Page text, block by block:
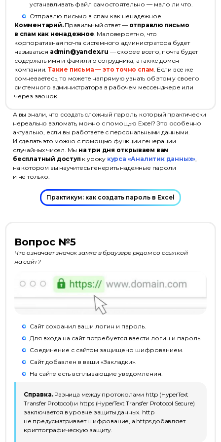
устанавливать файл самостоятельно — мало ли что.
Отправлю письмо в спам как ненадежное.
Комментарий.Правильный ответ — отправлю письмо
в спам как ненадежное. Маловероятно, что
корпоративная почта системного администратора будет
называться admin@yandex.ru — скорее всего, почта будет
содержать имя и фамилию сотрудника, а также домен
компании. Такие письма — это точно спам. Если все же
сомневаетесь, то можете напрямую узнать об этом у своего
системного администратора в рабочем мессенджере или
через звонок.
А вы знали, что создать сложный пароль, который практически
нереально взломать, можно с помощью Excel? Это особенно
актуально, если вы работаете с персональными данными.
И сделать это можно с помощью функции генерации
случайных чисел. Мы на три дня открываем вам
бесплатный доступ к уроку курса «Аналитик данных»,
на котором вы научитесь генерить надежные пароли
и не только.
Практикум: как создать пароль в Excel
Вопрос №5
Что означает значок замка в браузере рядом со ссылкой
на сайт?
Сайт сохранил ваши логин и пароль.
Для входа на сайт потребуется ввести логин и пароль.
Соединение с сайтом защищено шифрованием.
Сайт добавлен в ваши «Закладки».
На сайте есть всплывающие уведомления.
Справка.Разница между протоколами http (HyperText
Transfer Protocol) и https (HyperText Transfer Protocol Secure)
заключается в уровне защиты данных. http
не предусматривает шифрование, а https добавляет
криптографическую защиту.